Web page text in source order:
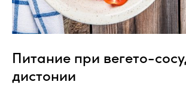
Питание при вегето-
дистонии